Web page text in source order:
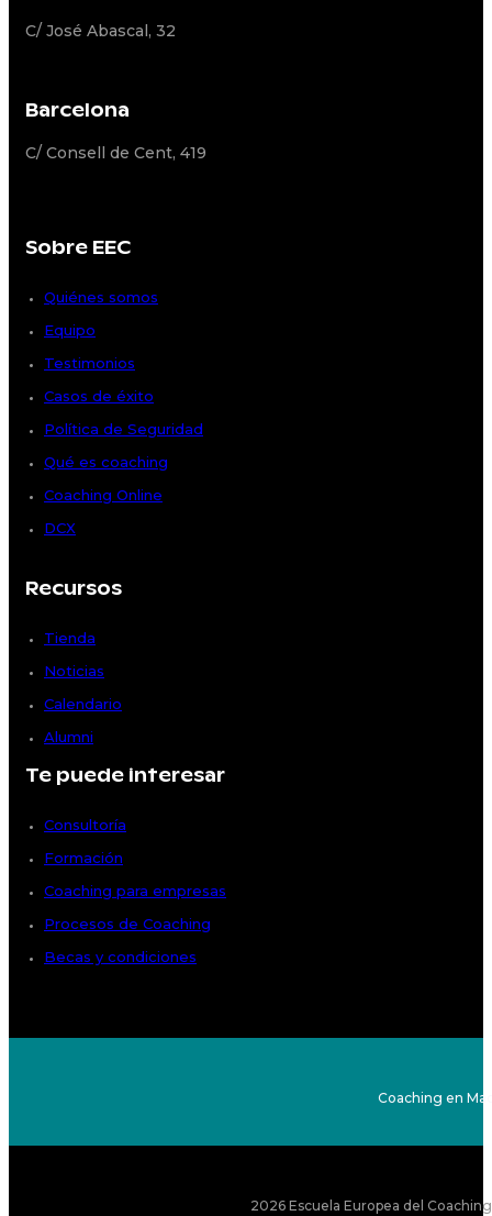
C/ José Abascal, 32
Barcelona
C/ Consell de Cent, 419
Sobre EEC
Quiénes somos
Equipo
Testimonios
Casos de éxito
Política de Seguridad
Qué es coaching
Coaching Online
DCX
Recursos
Tienda
Noticias
Calendario
Alumni
Te puede interesar
Consultoría
Formación
Coaching para empresas
Procesos de Coaching
Becas y condiciones
Coaching en
2026 Escuela Europea del Coaching